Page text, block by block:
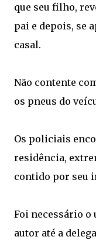
que seu filho,
pai e depois, se
casal.
Não contente
os pneus do
Os policiais
residência,
contido por seu
Foi necessário o
autor até a